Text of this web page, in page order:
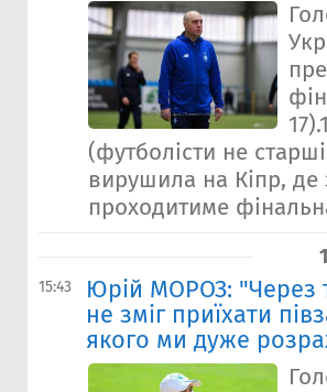
(футболісти не
вирушила на Кіпр, де
проходитиме
15:43
Юрій МОРОЗ: "Через
не зміг приїхати
якого ми дуже